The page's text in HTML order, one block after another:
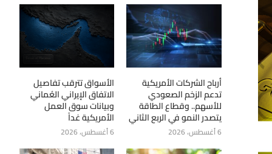
أرباح الشركات الأمريكية
تدعم الزخم الصعودي
للأسهم.. وقطاع الطاقة
يتصدر النمو في الربع الثاني
6 أغسطس، 2026
الأسواق تترقب تفاصيل
الاتفاق الإيراني العُماني
وبيانات سوق العمل
الأمريكية غداً
6 أغسطس، 2026